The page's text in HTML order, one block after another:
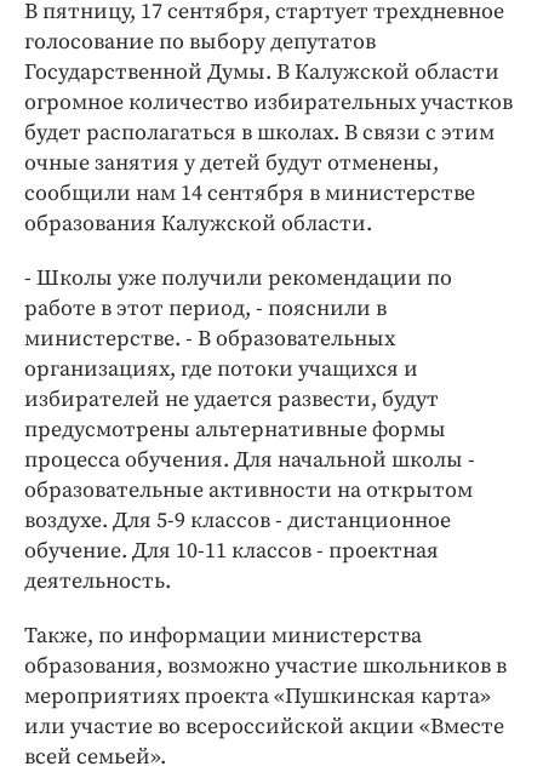
Интересное чтиво
Клиника года
Бренд года
Работодатель года
В пятницу, 17 сентября, стартует трехдневное
голосование по выбору депутатов
Государственной Думы. В Калужской области
огромное количество избирательных участков
будет располагаться в школах. В связи с этим
очные занятия у детей будут отменены,
сообщили нам 14 сентября в министерстве
образования Калужской области.
- Школы уже получили рекомендации по
работе в этот период, - пояснили в
министерстве. - В образовательных
организациях, где потоки учащихся и
избирателей не удается развести, будут
предусмотрены альтернативные формы
процесса обучения. Для начальной школы -
образовательные активности на открытом
воздухе. Для 5-9 классов - дистанционное
обучение. Для 10-11 классов - проектная
деятельность.
Также, по информации министерства
образования, возможно участие школьников в
мероприятиях проекта «Пушкинская карта»
или участие во всероссийской акции «Вместе
всей семьей».